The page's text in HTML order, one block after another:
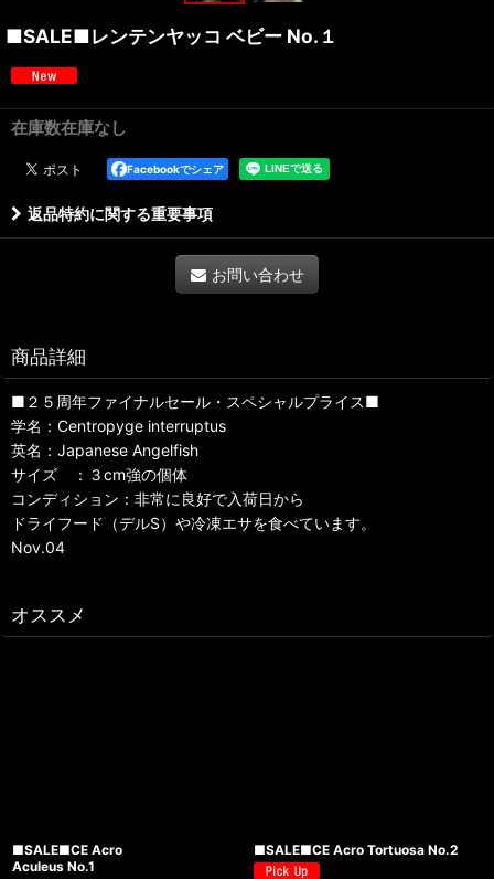
■SALE■レンテンヤッコ ベビー No.１
在庫数在庫なし
Facebookでシェア
返品特約に関する重要事項
お問い合わせ
商品詳細
■２５周年ファイナルセール・スペシャルプライス■
学名：Centropyge interruptus
英名：Japanese Angelfish
サイズ ：３cm強の個体
コンディション：非常に良好で入荷日から
ドライフード（デルS）や冷凍エサを食べています。
Nov.04
オススメ
■SALE■CE Acro
Aculeus No.1
■SALE■CE Acro Tortuosa No.2